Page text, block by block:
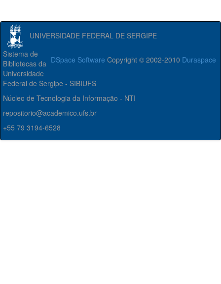
UNIVERSIDADE FEDERAL DE SERGIPE
DSpace Software Copyright © 2002-2010 Duraspace
Sistema de
Bibliotecas da
Universidade
Federal de Sergipe - SIBIUFS
Núcleo de Tecnologia da Informação - NTI
repositorio@academico.ufs.br
+55 79 3194-6528